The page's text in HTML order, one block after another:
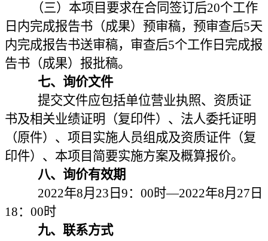
（三）本项目要求在合同签订后20个工作
日内完成报告书（成果）预审稿，预审查后5天
内完成报告书送审稿，审查后5个工作日完成报
告书（成果）报批稿。
七、询价文件
提交文件应包括单位营业执照、资质证
书及相关业绩证明（复印件）、法人委托证明
（原件）、项目实施人员组成及资质证件（复
印件）、本项目简要实施方案及概算报价。
八、询价有效期
2022年8月23日9：00时—2022年8月27日
18：00时
九、联系方式